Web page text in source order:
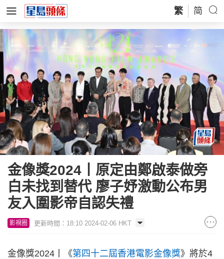
繁 简
金像獎2024丨原定由鄭啟泰做旁
白未找到替代 廖子妤激動公布男
友入圍影帝自認失禮
影視圈 更新時間：18:10 2024-02-06 HKT
金像獎2024丨《第四十二屆香港電影金像獎》將於4